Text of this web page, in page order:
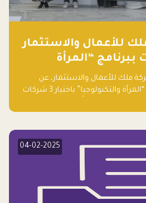
للأعمال والاستثمار
3 شركات ببرنامج “المرأة
فلك للأعمال والاستثمار، عن
تخريج الدفعة الأولى من برنامج “المرأة والتكنولوجيا” باختيار 3 شركات
الأعمال، اللواتي خضعن لبرنامج حاضنة مدته 8 أسابيع، أفكاراً مبتكرة
04-02-2025